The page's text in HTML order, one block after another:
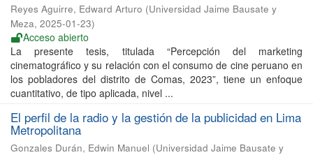
Reyes Aguirre, Edward Arturo (Universidad Jaime Bausate y
Meza, 2025-01-23)
Acceso abierto
La presente tesis, titulada “Percepción del marketing
cinematográfico y su relación con el consumo de cine peruano en
los pobladores del distrito de Comas, 2023”, tiene un enfoque
cuantitativo, de tipo aplicada, nivel ...
El perfil de la radio y la gestión de la publicidad en Lima
Metropolitana
Gonzales Durán, Edwin Manuel (Universidad Jaime Bausate y